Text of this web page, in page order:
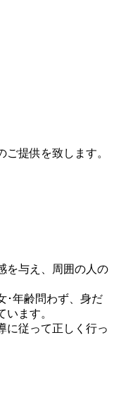
提供を致します。
を与え、周囲の人の
･年齢問わず、身だ
ます。
に従って正しく行っ